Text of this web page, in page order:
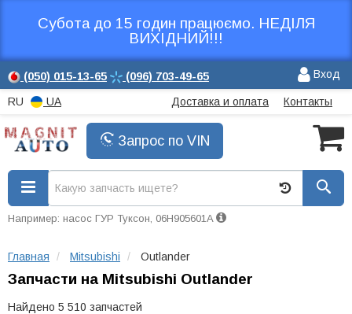
Субота до 15 годин працюємо. НЕДІЛЯ
ВИХІДНИЙ!!!
(050) 015-13-65 (096) 703-49-65 Вход
RU UA Доставка и оплата Контакты
Запрос по VIN
Например: насос ГУР Туксон, 06H905601A
Главная Mitsubishi Outlander
Запчасти на Mitsubishi Outlander
Найдено 5 510 запчастей